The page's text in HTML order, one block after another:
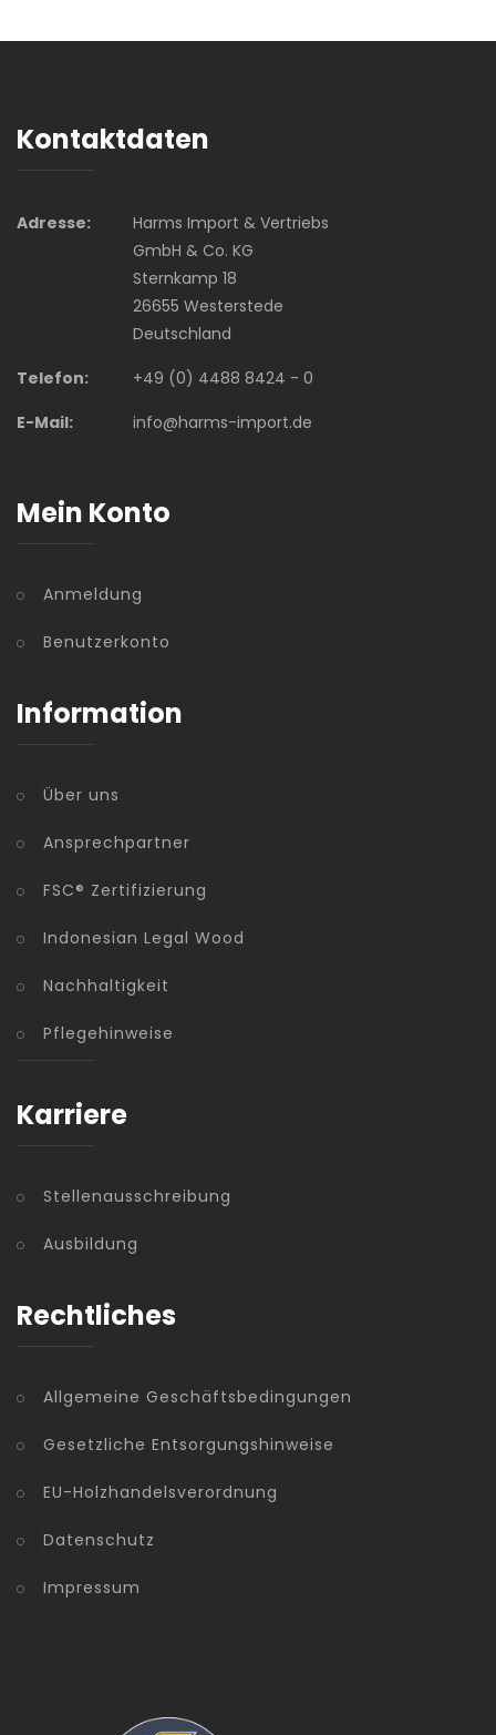
Kontaktdaten
Adresse:
Harms Import & Vertriebs
GmbH & Co. KG
Sternkamp 18
26655 Westerstede
Deutschland
Telefon:
+49 (0) 4488 8424 - 0
E-Mail:
info@harms-import.de
Mein Konto
Anmeldung
Benutzerkonto
Information
Über uns
Ansprechpartner
FSC® Zertifizierung
Indonesian Legal Wood
Nachhaltigkeit
Pflegehinweise
Karriere
Stellenausschreibung
Ausbildung
Rechtliches
Allgemeine Geschäftsbedingungen
Gesetzliche Entsorgungshinweise
EU-Holzhandelsverordnung
Datenschutz
Impressum